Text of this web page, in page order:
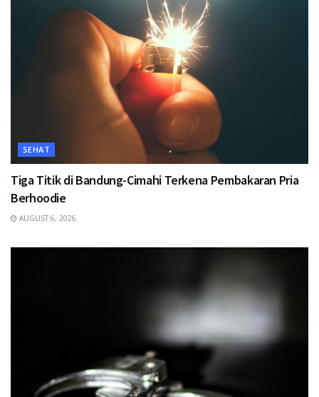
SEHAT
Tiga Titik di Bandung-Cimahi Terkena Pembakaran Pria
Berhoodie
AUGUST 6, 2026